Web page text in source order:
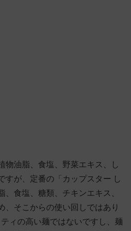
物油脂、食塩、野菜エキス、し
すが、定番の「カップスター し
、食塩、糖類、チキンエキス、
、そこからの使い回しではあり
ィの高い麺ではないですし、麺